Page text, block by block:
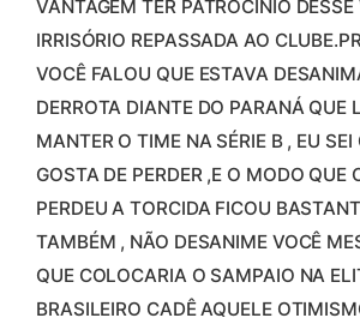
VANTAGEM TER PATROCÍNIO
IRRISÓRIO REPASSADA AO
VOCÊ FALOU QUE ESTAVA
DERROTA DIANTE DO PARANÁ QUE
MANTER O TIME NA SÉRIE B , EU SEI
GOSTA DE PERDER ,E O MODO QUE
PERDEU A TORCIDA FICOU
TAMBÉM , NÃO DESANIME VOCÊ
QUE COLOCARIA O SAMPAIO NA
BRASILEIRO CADÊ AQUELE